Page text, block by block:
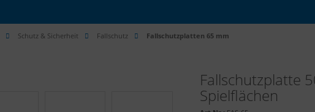
Schutz & Sicherheit Fallschutz Fallschutzplatten 65 mm
Fallschutzplatte
Spielflächen